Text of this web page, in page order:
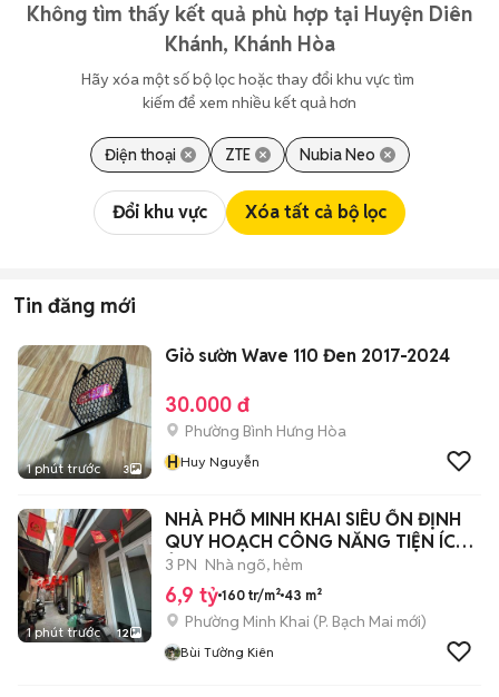
Không tìm thấy kết quả phù hợp tại Huyện Diên
Khánh, Khánh Hòa
Hãy xóa một số bộ lọc hoặc thay đổi khu vực tìm
kiếm để xem nhiều kết quả hơn
Điện thoại ZTE Nubia Neo
Đổi khu vực Xóa tất cả bộ lọc
Tin đăng mới
1 phút trước 3
Giỏ sườn Wave 110 Đen 2017-2024
30.000 đ
Phường Bình Hưng Hòa
HHuy Nguyễn
1 phút trước 12
NHÀ PHỐ MINH KHAI SIÊU ỔN ĐỊNH
QUY HOẠCH CÔNG NĂNG TIỆN ÍCH
Ở NGAY.
3 PN Nhà ngõ, hẻm
6,9 tỷ 160 tr/m² 43 m²
Phường Minh Khai (P. Bạch Mai mới)
Bùi Tường Kiên